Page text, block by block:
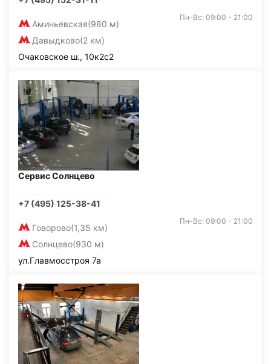
Аминьевская(980 м)
Давыдково(2 км)
Пн-Вс: 09:00 - 21:00
Очаковское ш., 10к2с2
Сервис Солнцево
+7 (495) 125-38-41
Говорово(1,35 км)
Солнцево(930 м)
Пн-Вс: 09:00 - 21:00
ул.Главмосстроя 7а